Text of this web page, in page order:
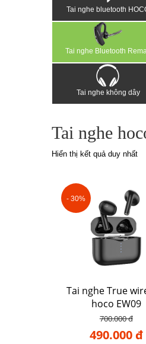
Tai nghe bluetooth
Tai nghe Bluetooth
Tai nghe không dây
Tai nghe
Hiển thị kết quả duy nhất
- 30%
Tai nghe True
hoco EW09
700.000 đ
490.000 đ